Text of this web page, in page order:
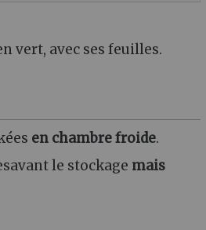
vert, avec ses feuilles.
en chambre froide.
le stockage mais